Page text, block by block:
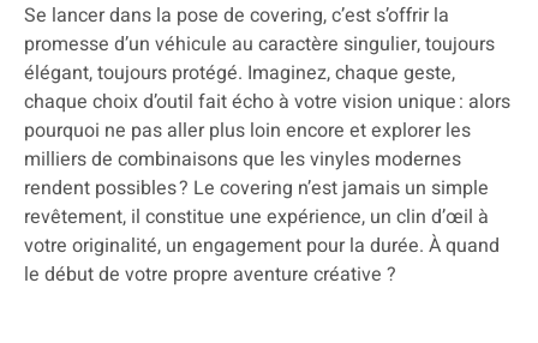
Se lancer dans la pose de covering, c’est s’offrir la
promesse d’un véhicule au caractère singulier, toujours
élégant, toujours protégé. Imaginez, chaque geste,
chaque choix d’outil fait écho à votre vision unique : alors
pourquoi ne pas aller plus loin encore et explorer les
milliers de combinaisons que les vinyles modernes
rendent possibles ? Le covering n’est jamais un simple
revêtement, il constitue une expérience, un clin d’œil à
votre originalité, un engagement pour la durée. À quand
le début de votre propre aventure créative ?